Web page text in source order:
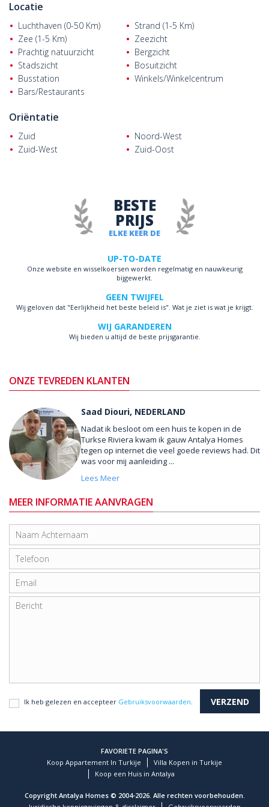
Locatie
Luchthaven (0-50 Km)
Strand (1-5 Km)
Zee (1-5 Km)
Zeezicht
Prachtig natuurzicht
Bergzicht
Stadszicht
Bosuitzicht
Busstation
Winkels/Winkelcentrum
Bars/Restaurants
Oriëntatie
Zuid
Noord-West
Zuid-West
Zuid-Oost
ELKE KEER DE
BESTE
PRIJS
UP-TO-DATE
Onze website en wisselkoersen worden regelmatig en nauwkeurig
bijgewerkt.
GEEN TWIJFEL
Wij geloven dat "Eerlijkheid het beste beleid is". Wat je ziet is wat je krijgt.
WIJ GARANDEREN
Wij bieden u altijd de beste prijsgarantie.
ONZE TEVREDEN KLANTEN
Saad Diouri, NEDERLAND
Nadat ik besloot om een huis te kopen in de
Turkse Riviera kwam ik gauw Antalya Homes
tegen op internet die veel goede reviews had. Dit
was voor mij aanleiding ...
Lees Meer
MEER INFORMATIE AANVRAGEN
Ik heb gelezen en accepteer Gebruiksvoorwaarden
FAVORIETE PAGINA'S
Koop Appartement In Turkije
Villa Kopen in Turkije
Koop een Huis in Antalya
Copyright Antalya Homes © 2004-2026. Alle rechten voorbehouden.